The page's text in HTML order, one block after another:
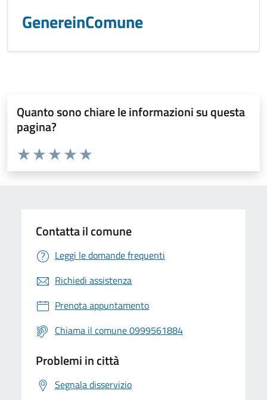
GenereinComune
Quanto sono chiare le informazioni su questa
pagina?
Valuta da 1 a 5 stelle la pagina
Valuta 5 stelle su 5
Valuta 4 stelle su 5
Valuta 3 stelle su 5
Valuta 2 stelle su 5
Valuta 1 stelle su 5
Contatta il comune
Leggi le domande frequenti
Richiedi assistenza
Prenota appuntamento
Chiama il comune 0999561884
Problemi in città
Segnala disservizio